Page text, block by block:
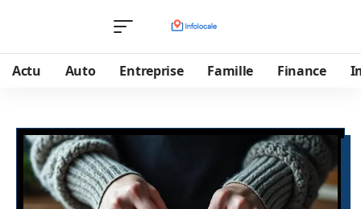
Actu Auto Entreprise Famille Finance